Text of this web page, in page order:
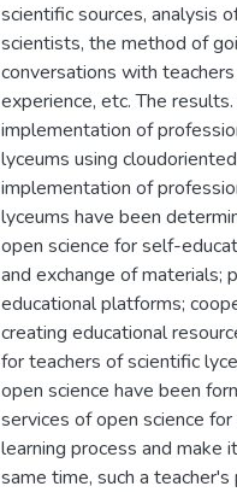
scientific sources, analysis
scientists, the method of
conversations with
experience, etc. The
implementation of
lyceums using
implementation of
lyceums have been
open science for self-
and exchange of materials;
educational platforms;
creating educational
for teachers of scientific
open science have been
services of open science
learning process and make
same time, such a